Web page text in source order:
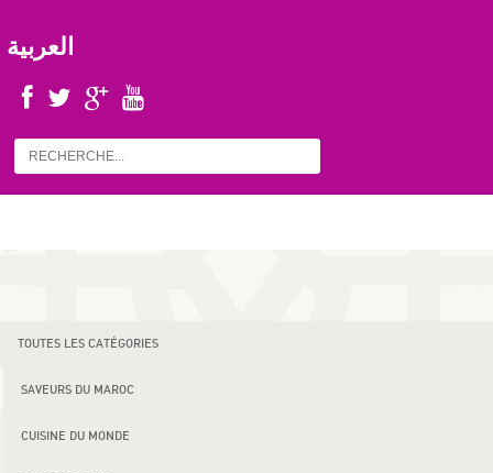
العربية
TOUTES LES CATÉGORIES
SAVEURS DU MAROC
CUISINE DU MONDE